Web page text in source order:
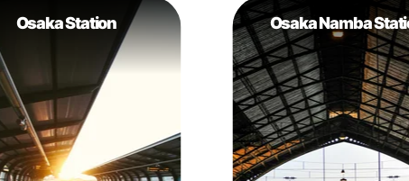
Osaka Station Osaka Namba